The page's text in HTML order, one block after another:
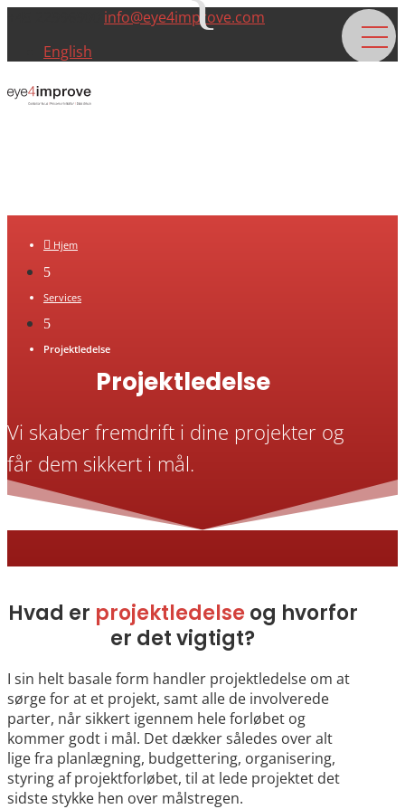
info@eye4improve.com
English
 Hjem
5
Services
5
Projektledelse
Projektledelse
Vi skaber fremdrift i dine projekter og
får dem sikkert i mål.
Hvad er projektledelse og hvorfor
er det vigtigt?
I sin helt basale form handler projektledelse om at
sørge for at et projekt, samt alle de involverede
parter, når sikkert igennem hele forløbet og
kommer godt i mål. Det dækker således over alt
lige fra planlægning, budgettering, organisering,
styring af projektforløbet, til at lede projektet det
sidste stykke hen over målstregen.